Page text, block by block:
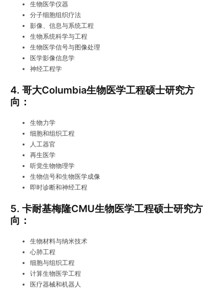
生物医学仪器
分子细胞组织疗法
影像、信息与系统工程
生物系统科学与工程
生物医学信号与图像处理
医学影像信息学
神经工程学
4. 哥大Columbia生物医学工程硕士研究方
向：
生物力学
细胞和组织工程
人工器官
再生医学
听觉生物物理学
生物信号和生物医学成像
即时诊断和神经工程
5. 卡耐基梅隆CMU生物医学工程硕士研究方
向：
生物材料与纳米技术
心肺工程
细胞与组织工程
计算生物医学工程
医疗器械和机器人